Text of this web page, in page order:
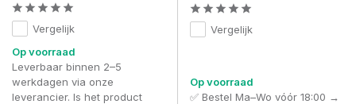
Vergelijk
Op voorraad
Leverbaar binnen 2–5
werkdagen via onze
leverancier. Is het product
Vergelijk
Op voorraad
✅ Bestel Ma–Wo vóór 18:00 →